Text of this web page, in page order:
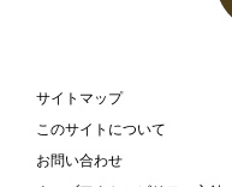
サイトマップ
このサイトについて
お問い合わせ